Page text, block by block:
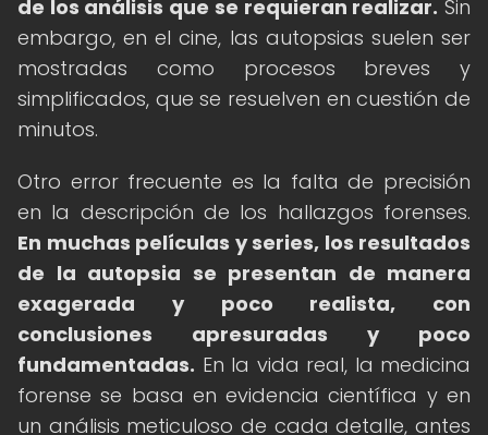
de los análisis que se requieran realizar. Sin
embargo, en el cine, las autopsias suelen ser
mostradas como procesos breves y
simplificados, que se resuelven en cuestión de
minutos.
Otro error frecuente es la falta de precisión
en la descripción de los hallazgos forenses.
En muchas películas y series, los resultados
de la autopsia se presentan de manera
exagerada y poco realista, con
conclusiones apresuradas y poco
fundamentadas. En la vida real, la medicina
forense se basa en evidencia científica y en
un análisis meticuloso de cada detalle, antes